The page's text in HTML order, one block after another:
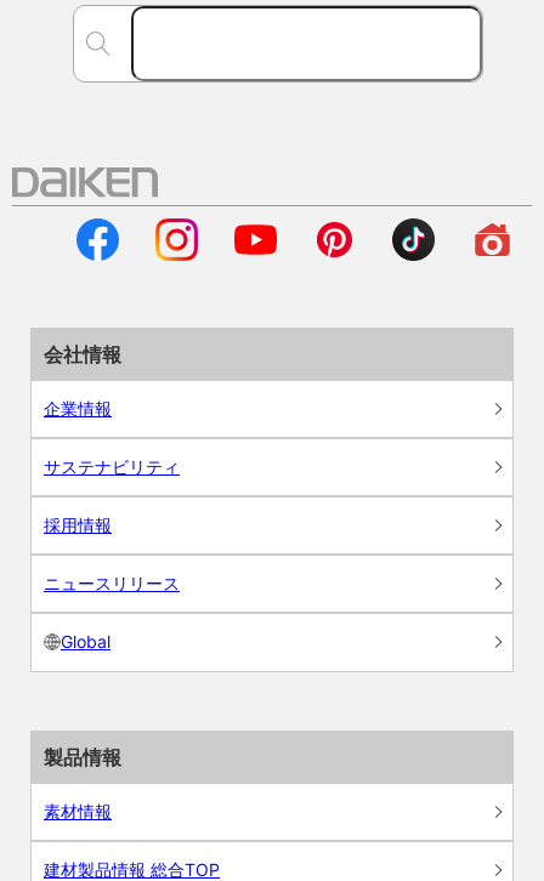
会社情報
企業情報
サステナビリティ
採用情報
ニュースリリース
Global
製品情報
素材情報
建材製品情報 総合TOP